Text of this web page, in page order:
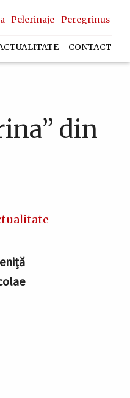
Pelerinaje Peregrinus
CONTACT
din